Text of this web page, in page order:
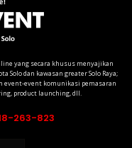
yang secara khusus menyajikan
Solo dan kawasan greater Solo Raya;
event-event komunikasi pemasaran
product launching, dll.
263-823